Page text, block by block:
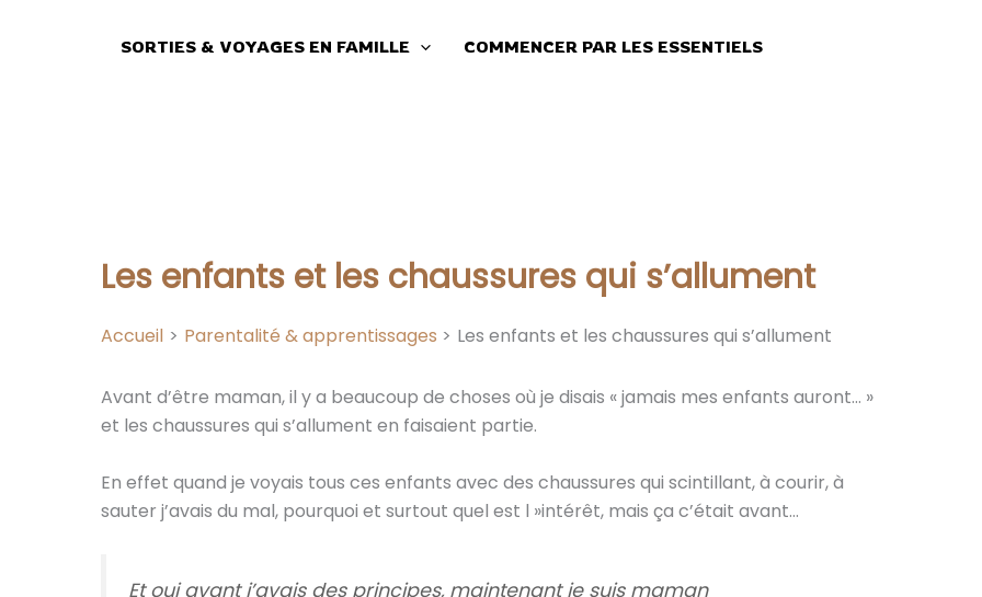
SORTIES & VOYAGES EN FAMILLE COMMENCER PAR LES ESSENTIELS
Les enfants et les chaussures qui s’allument
Accueil Parentalité & apprentissages Les enfants et les chaussures qui s’allument
Avant d’être maman, il y a beaucoup de choses où je disais « jamais mes enfants auront… »
et les chaussures qui s’allument en faisaient partie.
En effet quand je voyais tous ces enfants avec des chaussures qui scintillant, à courir, à
sauter j’avais du mal, pourquoi et surtout quel est l »intérêt, mais ça c’était avant…
Et oui avant j’avais des principes, maintenant je suis maman